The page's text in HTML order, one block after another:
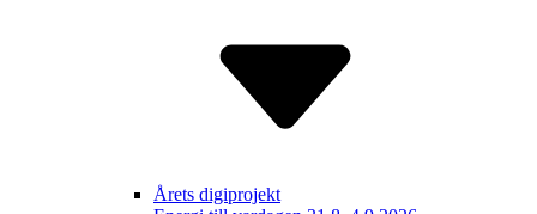
Årets digiprojekt